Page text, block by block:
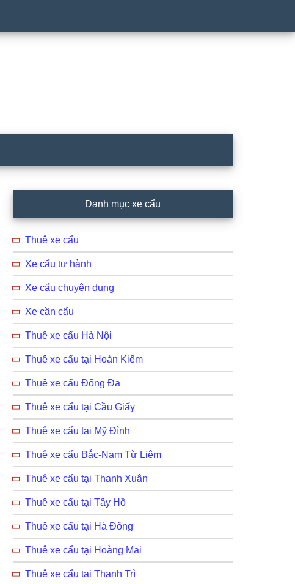
Sidebar
Danh mục xe cẩu
Thuê xe cẩu
Xe cẩu tự hành
Xe cẩu chuyên dụng
Xe cần cẩu
Thuê xe cẩu Hà Nội
Thuê xe cẩu tại Hoàn Kiếm
Thuê xe cẩu Đống Đa
Thuê xe cẩu tại Cầu Giấy
Thuê xe cẩu tại Mỹ Đình
Thuê xe cẩu Bắc-Nam Từ Liêm
Thuê xe cẩu tại Thanh Xuân
Thuê xe cẩu tại Tây Hồ
Thuê xe cẩu tại Hà Đông
Thuê xe cẩu tại Hoàng Mai
Thuê xe cẩu tại Thanh Trì